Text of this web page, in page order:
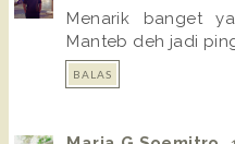
Menarik banget
Manteb deh jadi
BALAS